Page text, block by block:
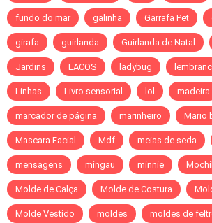
fundo do mar galinha Garrafa Pet
girafa guirlanda Guirlanda de Natal
Jardins LACOS ladybug
Linhas Livro sensorial lol madeira
marcador de página marinheiro Mario
Mascara Facial Mdf meias de seda
mensagens mingau minnie
Molde de Calça Molde de Costura
Molde Vestido moldes moldes de